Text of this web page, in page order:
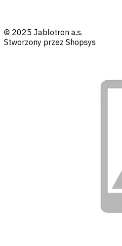
© 2025 Jablotron a.s.
Stworzony przez Shopsys